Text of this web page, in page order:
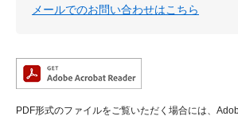
メールでのお問い合わせはこちら
PDF形式のファイルをご覧いただく場合には、